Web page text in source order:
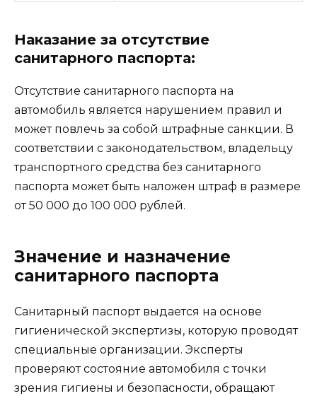
Наказание за отсутствие
санитарного паспорта:
Отсутствие санитарного паспорта на
автомобиль является нарушением правил и
может повлечь за собой штрафные санкции. В
соответствии с законодательством, владельцу
транспортного средства без санитарного
паспорта может быть наложен штраф в размере
от 50 000 до 100 000 рублей.
Значение и назначение
санитарного паспорта
Санитарный паспорт выдается на основе
гигиенической экспертизы, которую проводят
специальные организации. Эксперты
проверяют состояние автомобиля с точки
зрения гигиены и безопасности, обращают